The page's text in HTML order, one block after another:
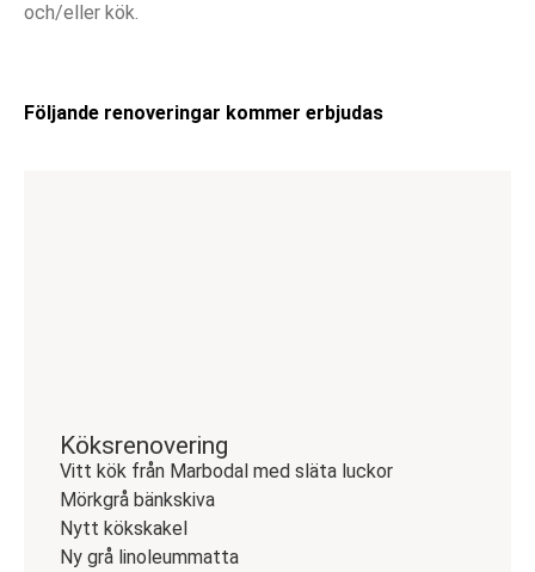
och/eller kök.
Följande renoveringar kommer erbjudas
Köksrenovering
Vitt kök från Marbodal med släta luckor
Mörkgrå bänkskiva
Nytt kökskakel
Ny grå linoleummatta